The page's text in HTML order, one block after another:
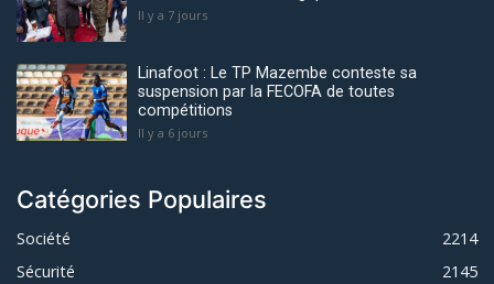
Il y a 7 jours
Linafoot : Le TP Mazembe conteste sa
suspension par la FECOFA de toutes
compétitions
Il y a 6 jours
Catégories Populaires
Société
2214
Sécurité
2145